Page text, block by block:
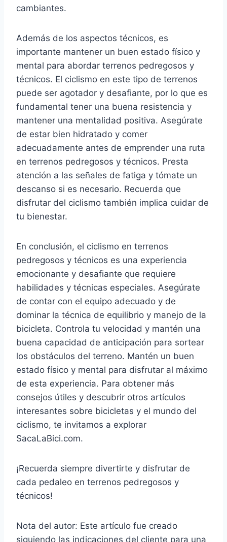
cambiantes.
Además de los aspectos técnicos, es
importante mantener un buen estado físico y
mental para abordar terrenos pedregosos y
técnicos. El ciclismo en este tipo de terrenos
puede ser agotador y desafiante, por lo que es
fundamental tener una buena resistencia y
mantener una mentalidad positiva. Asegúrate
de estar bien hidratado y comer
adecuadamente antes de emprender una ruta
en terrenos pedregosos y técnicos. Presta
atención a las señales de fatiga y tómate un
descanso si es necesario. Recuerda que
disfrutar del ciclismo también implica cuidar de
tu bienestar.
En conclusión, el ciclismo en terrenos
pedregosos y técnicos es una experiencia
emocionante y desafiante que requiere
habilidades y técnicas especiales. Asegúrate
de contar con el equipo adecuado y de
dominar la técnica de equilibrio y manejo de la
bicicleta. Controla tu velocidad y mantén una
buena capacidad de anticipación para sortear
los obstáculos del terreno. Mantén un buen
estado físico y mental para disfrutar al máximo
de esta experiencia. Para obtener más
consejos útiles y descubrir otros artículos
interesantes sobre bicicletas y el mundo del
ciclismo, te invitamos a explorar
SacaLaBici.com.
¡Recuerda siempre divertirte y disfrutar de
cada pedaleo en terrenos pedregosos y
técnicos!
Nota del autor: Este artículo fue creado
siguiendo las indicaciones del cliente para una